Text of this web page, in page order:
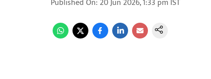
Published On: 20 Jun 2026, 1:33 pm IST